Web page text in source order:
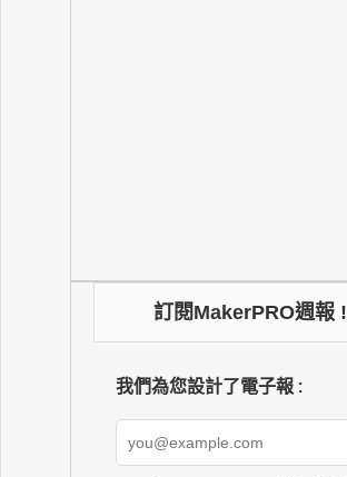
訂閱MakerPRO週報 !
我們為您設計了電子報 :